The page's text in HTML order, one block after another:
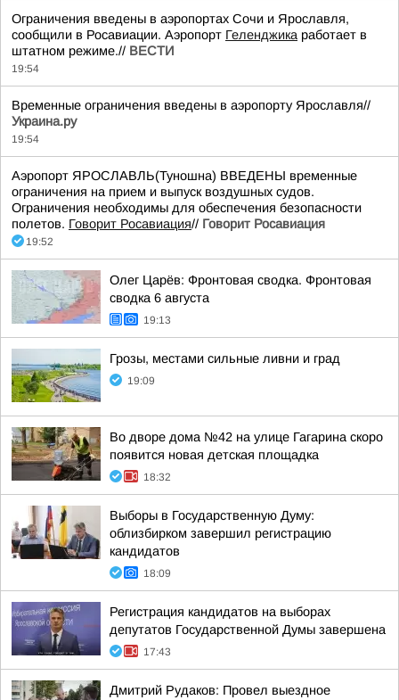
Ограничения введены в аэропортах Сочи и Ярославля,
сообщили в Росавиации. Аэропорт Геленджика работает в
штатном режиме.// ВЕСТИ
19:54
Временные ограничения введены в аэропорту Ярославля//
Украина.ру
19:54
Аэропорт ЯРОСЛАВЛЬ(Туношна) ВВЕДЕНЫ временные
ограничения на прием и выпуск воздушных судов.
Ограничения необходимы для обеспечения безопасности
полетов. Говорит Росавиация// Говорит Росавиация
19:52
Олег Царёв: Фронтовая сводка. Фронтовая
сводка 6 августа
19:13
Грозы, местами сильные ливни и град
19:09
Во дворе дома №42 на улице Гагарина скоро
появится новая детская площадка
18:32
Выборы в Государственную Думу:
облизбирком завершил регистрацию
кандидатов
18:09
Регистрация кандидатов на выборах
депутатов Государственной Думы завершена
17:43
Дмитрий Рудаков: Провел выездное